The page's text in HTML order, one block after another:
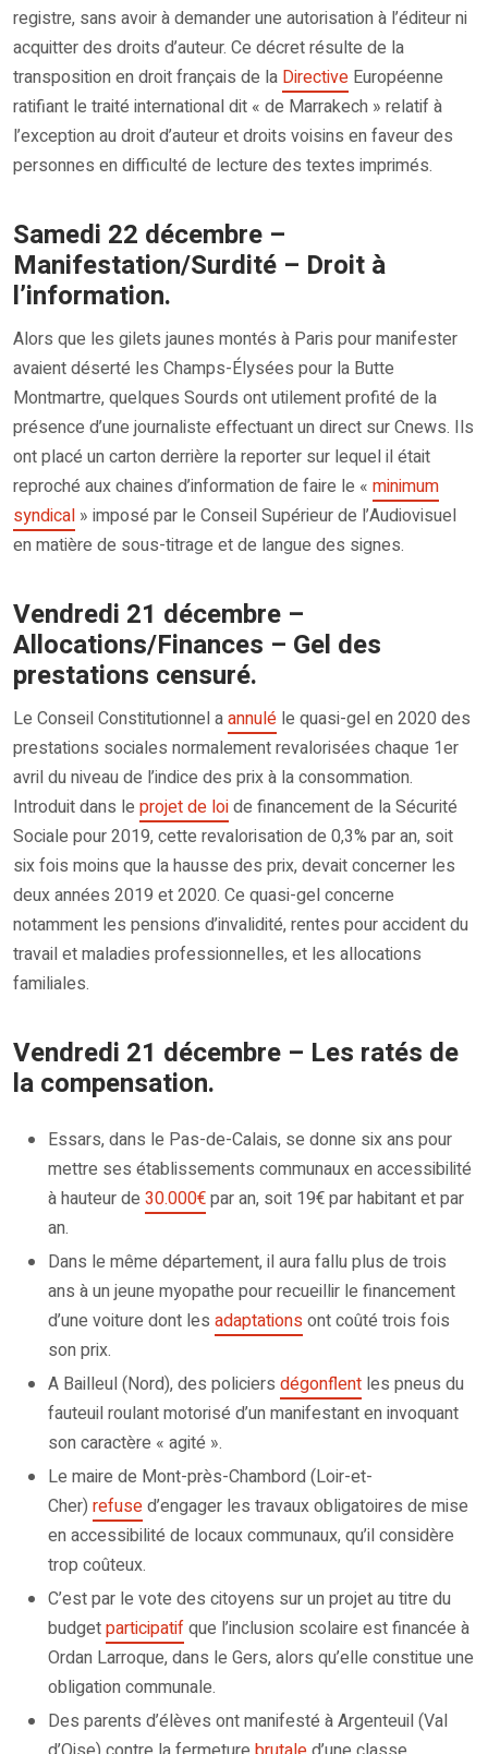
registre, sans avoir à demander une autorisation à l’éditeur ni
acquitter des droits d’auteur. Ce décret résulte de la
transposition en droit français de la Directive Européenne
ratifiant le traité international dit « de Marrakech » relatif à
l’exception au droit d’auteur et droits voisins en faveur des
personnes en difficulté de lecture des textes imprimés.
Samedi 22 décembre –
Manifestation/Surdité – Droit à
l’information.
Alors que les gilets jaunes montés à Paris pour manifester
avaient déserté les Champs-Élysées pour la Butte
Montmartre, quelques Sourds ont utilement profité de la
présence d’une journaliste effectuant un direct sur Cnews. Ils
ont placé un carton derrière la reporter sur lequel il était
reproché aux chaines d’information de faire le « minimum
syndical » imposé par le Conseil Supérieur de l’Audiovisuel
en matière de sous-titrage et de langue des signes.
Vendredi 21 décembre –
Allocations/Finances – Gel des
prestations censuré.
Le Conseil Constitutionnel aannulé le quasi-gel en 2020 des
prestations sociales normalement revalorisées chaque 1er
avril du niveau de l’indice des prix à la consommation.
Introduit dans le projet de loide financement de la Sécurité
Sociale pour 2019, cette revalorisation de 0,3% par an, soit
six fois moins que la hausse des prix, devait concerner les
deux années 2019 et 2020. Ce quasi-gel concerne
notamment les pensions d’invalidité, rentes pour accident du
travail et maladies professionnelles, et les allocations
familiales.
Vendredi 21 décembre – Les ratés de
la compensation.
Essars, dans le Pas-de-Calais, se donne six ans pour
mettre ses établissements communaux en accessibilité
à hauteur de 30.000€par an, soit 19€ par habitant et par
an.
Dans le même département, il aura fallu plus de trois
ans à un jeune myopathe pour recueillir le financement
d’une voiture dont les adaptationsont coûté trois fois
son prix.
A Bailleul (Nord), des policiers dégonflent les pneus du
fauteuil roulant motorisé d’un manifestant en invoquant
son caractère « agité ».
Le maire de Mont-près-Chambord (Loir-et-
Cher) refused’engager les travaux obligatoires de mise
en accessibilité de locaux communaux, qu’il considère
trop coûteux.
C’est par le vote des citoyens sur un projet au titre du
budgetparticipatifque l’inclusion scolaire est financée à
Ordan Larroque, dans le Gers, alors qu’elle constitue une
obligation communale.
Des parents d’élèves ont manifesté à Argenteuil (Val